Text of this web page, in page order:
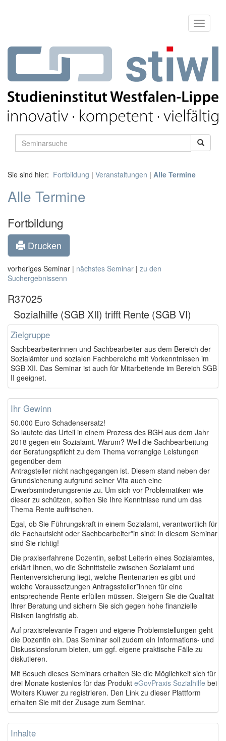
Sie sind hier: Fortbildung | Veranstaltungen | Alle Termine
Alle Termine
Fortbildung
Drucken
vorheriges Seminar | nächstes Seminar | zu den
Suchergebnissenn
R37025
Sozialhilfe (SGB XII) trifft Rente (SGB VI)
Zielgruppe
Sachbearbeiterinnen und Sachbearbeiter aus dem Bereich der
Sozialämter und sozialen Fachbereiche mit Vorkenntnissen im
SGB XII. Das Seminar ist auch für Mitarbeitende im Bereich SGB
II geeignet.
Ihr Gewinn
50.000 Euro Schadensersatz!
So lautete das Urteil in einem Prozess des BGH aus dem Jahr
2018 gegen ein Sozialamt. Warum? Weil die Sachbearbeitung
der Beratungspflicht zu dem Thema vorrangige Leistungen
gegenüber dem
Antragsteller nicht nachgegangen ist. Diesem stand neben der
Grundsicherung aufgrund seiner Vita auch eine
Erwerbsminderungsrente zu. Um sich vor Problematiken wie
dieser zu schützen, sollten Sie Ihre Kenntnisse rund um das
Thema Rente auffrischen.
Egal, ob Sie Führungskraft in einem Sozialamt, verantwortlich für
die Fachaufsicht oder Sachbearbeiter*in sind: in diesem Seminar
sind Sie richtig!
Die praxiserfahrene Dozentin, selbst Leiterin eines Sozialamtes,
erklärt Ihnen, wo die Schnittstelle zwischen Sozialamt und
Rentenversicherung liegt, welche Rentenarten es gibt und
welche Voraussetzungen Antragssteller*innen für eine
entsprechende Rente erfüllen müssen. Steigern Sie die Qualität
Ihrer Beratung und sichern Sie sich gegen hohe finanzielle
Risiken langfristig ab.
Auf praxisrelevante Fragen und eigene Problemstellungen geht
die Dozentin ein. Das Seminar soll zudem ein Informations- und
Diskussionsforum bieten, um ggf. eigene praktische Fälle zu
diskutieren.
Mit Besuch dieses Seminars erhalten Sie die Möglichkeit sich für
drei Monate kostenlos für das Produkt eGovPraxis Sozialhilfe bei
Wolters Kluwer zu registrieren. Den Link zu dieser Plattform
erhalten Sie mit der Zusage zum Seminar.
Inhalte